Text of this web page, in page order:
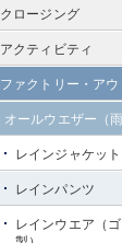
クロージング
アクティビティ
ファクトリー・アウ
オールウエザー（雨
レインジャケット
レインパンツ
レインウエア（